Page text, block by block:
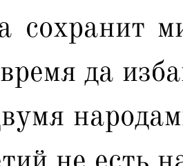
сохранит
да